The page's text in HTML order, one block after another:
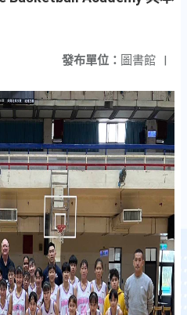
發布單位： 圖書館 |